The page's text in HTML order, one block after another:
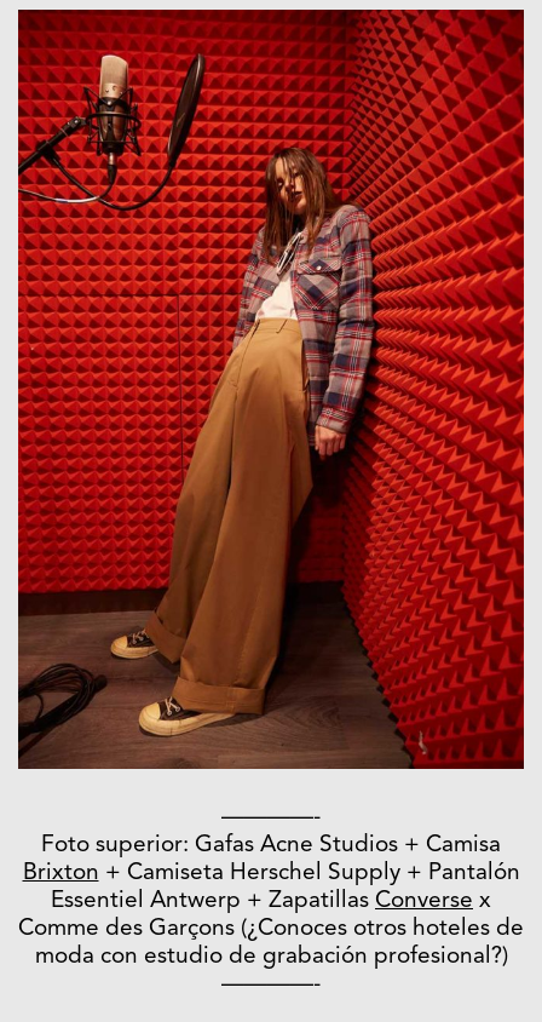
————-
Foto superior: Gafas Acne Studios + Camisa
Brixton + Camiseta Herschel Supply + Pantalón
Essentiel Antwerp + Zapatillas Converse x
Comme des Garçons (¿Conoces otros hoteles de
moda con estudio de grabación profesional?)
————-